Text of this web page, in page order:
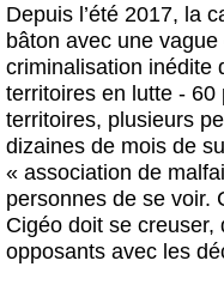
Depuis l’été 2017, la
bâton avec une
criminalisation inédite
territoires en lutte -
territoires, plusieurs
dizaines de mois de
« association de
personnes de se voir.
Cigéo doit se
opposants avec les